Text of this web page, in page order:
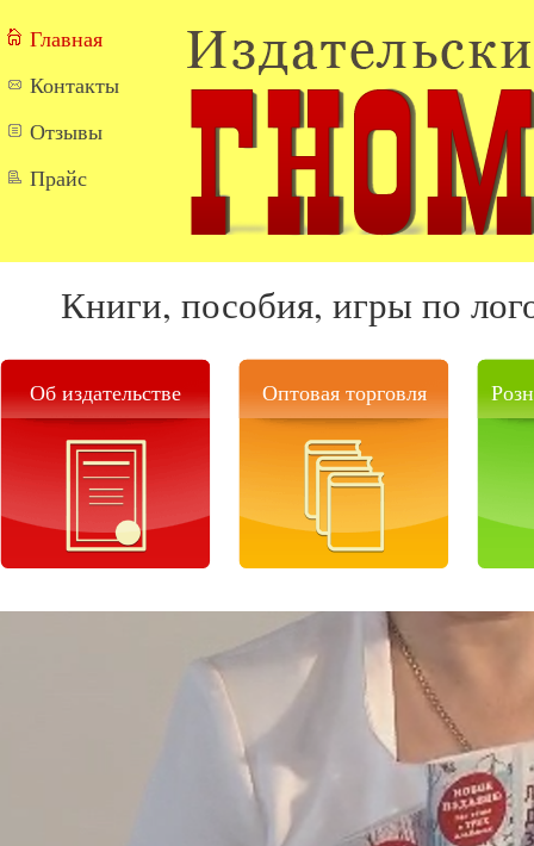
Главная
Контакты
Отзывы
Прайс
Книги, пособия, игры по
Об издательстве Оптовая торговля